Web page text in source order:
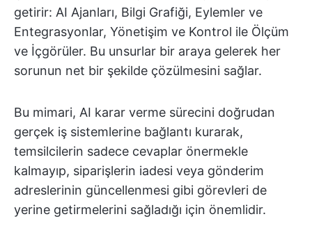
getirir: AI Ajanları, Bilgi Grafiği, Eylemler ve
Entegrasyonlar, Yönetişim ve Kontrol ile Ölçüm
ve İçgörüler. Bu unsurlar bir araya gelerek her
sorunun net bir şekilde çözülmesini sağlar.
Bu mimari, AI karar verme sürecini doğrudan
gerçek iş sistemlerine bağlantı kurarak,
temsilcilerin sadece cevaplar önermekle
kalmayıp, siparişlerin iadesi veya gönderim
adreslerinin güncellenmesi gibi görevleri de
yerine getirmelerini sağladığı için önemlidir.